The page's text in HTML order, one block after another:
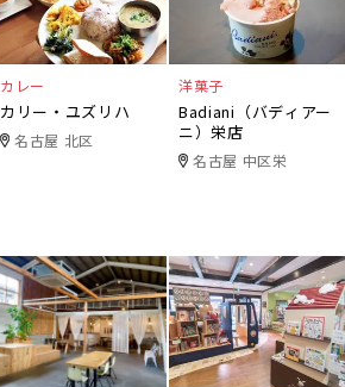
カレー
カリー・ユズリハ
名古屋 北区
洋菓子
Badiani（バディアー
ニ）栄店
名古屋 中区栄